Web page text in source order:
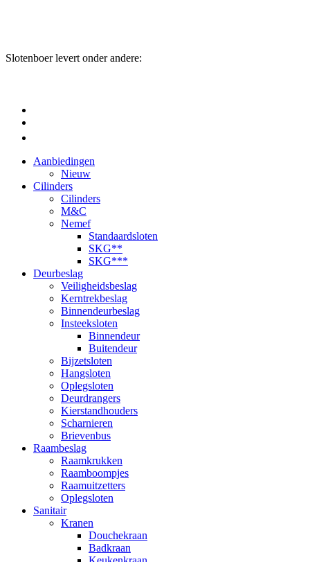
Slotenboer levert onder andere:
Aanbiedingen
Nieuw
Cilinders
Cilinders
M&C
Nemef
Standaardsloten
SKG**
SKG***
Deurbeslag
Veiligheidsbeslag
Kerntrekbeslag
Binnendeurbeslag
Insteeksloten
Binnendeur
Buitendeur
Bijzetsloten
Hangsloten
Oplegsloten
Deurdrangers
Kierstandhouders
Scharnieren
Brievenbus
Raambeslag
Raamkrukken
Raamboompjes
Raamuitzetters
Oplegsloten
Sanitair
Kranen
Douchekraan
Badkraan